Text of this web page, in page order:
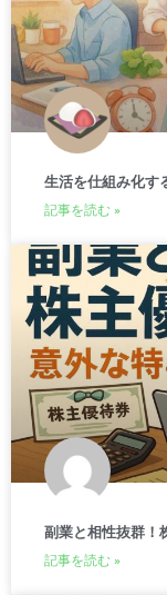
生活を仕組み化す
記事を読む »
副業と相性抜群！
記事を読む »